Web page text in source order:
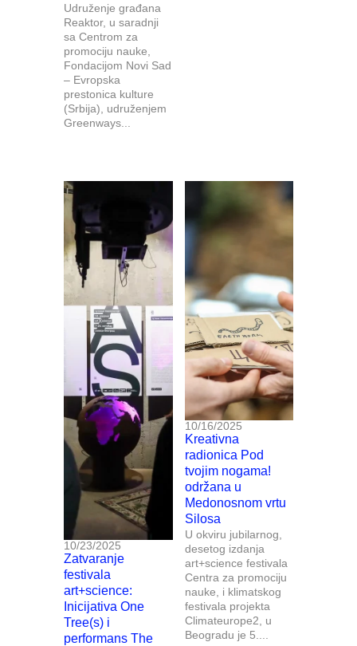
Udruženje građana
Reaktor, u saradnji
sa Centrom za
promociju nauke,
Fondacijom Novi Sad
– Evropska
prestonica kulture
(Srbija), udruženjem
Greenways...
10/23/2025
Zatvaranje
festivala
art+science:
Inicijativa One
Tree(s) i
performans The
10/16/2025
Kreativna
radionica Pod
tvojim nogama!
održana u
Medonosnom vrtu
Silosa
U okviru jubilarnog,
desetog izdanja
art+science festivala
Centra za promociju
nauke, i klimatskog
festivala projekta
Climateurope2, u
Beogradu je 5....